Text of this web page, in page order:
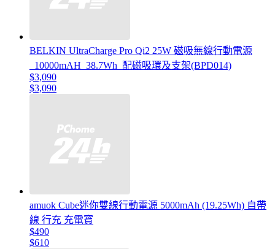
BELKIN UltraCharge Pro Qi2 25W 磁吸無線行動電源
_10000mAH_38.7Wh_配磁吸環及支架(BPD014)
$3,090
$3,090
amuok Cube迷你雙線行動電源 5000mAh (19.25Wh) 自帶
線 行充 充電寶
$490
$610